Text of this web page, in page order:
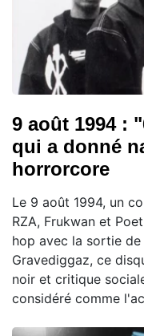
9 août 1994 :
qui a donné
horrorcore
Le 9 août 1994, un
RZA, Frukwan et
hop avec la sortie de
Gravediggaz, ce
noir et critique
considéré comme